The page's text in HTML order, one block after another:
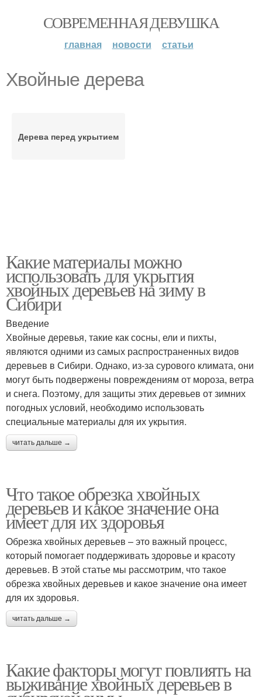
СОВРЕМЕННАЯ ДЕВУШКА
главная новости статьи
Хвойные дерева
Дерева перед укрытием
Какие материалы можно
использовать для укрытия
хвойных деревьев на зиму в
Сибири
Введение
Хвойные деревья, такие как сосны, ели и пихты,
являются одними из самых распространенных видов
деревьев в Сибири. Однако, из-за сурового климата, они
могут быть подвержены повреждениям от мороза, ветра
и снега. Поэтому, для защиты этих деревьев от зимних
погодных условий, необходимо использовать
специальные материалы для их укрытия.
читать дальше →
Что такое обрезка хвойных
деревьев и какое значение она
имеет для их здоровья
Обрезка хвойных деревьев – это важный процесс,
который помогает поддерживать здоровье и красоту
деревьев. В этой статье мы рассмотрим, что такое
обрезка хвойных деревьев и какое значение она имеет
для их здоровья.
читать дальше →
Какие факторы могут повлиять на
выживание хвойных деревьев в